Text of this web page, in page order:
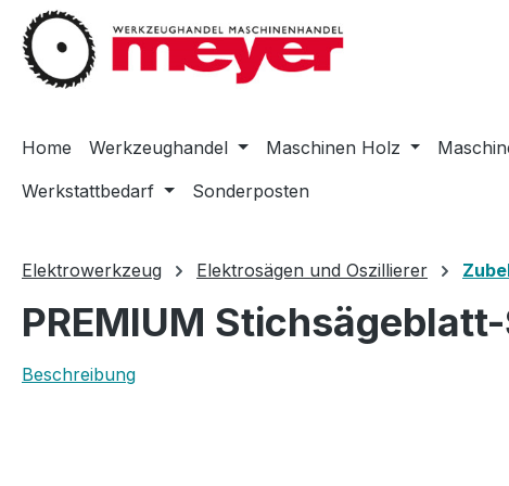
Hauptinhalt springen
Zur Suche springen
Zur Hauptnavigation springen
Home Werkzeughandel Maschinen Holz
Werkstattbedarf
Sonderposten
Elektrowerkzeug Elektrosägen und Oszillierer
PREMIUM
Beschreibung